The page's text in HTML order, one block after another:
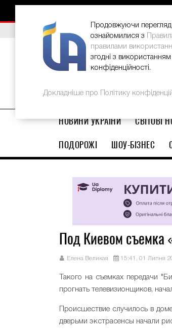
ВИБІР РЕДАКЦІЇ В Україні
НОВИНИ УКРАЇНИ СВІТОВІ
ПОДОРОЖІ
ШОУ-БІЗНЕС
Под Киевом съемка
Елена Великая 15:41, 01 Липня
Такого на съемках передачи
прогнать телевизионщиков,
Происшествие случилось в
дверьми экстрасенсы начали
Продовжуючи
ознайомилися з
правилами
згодні з
конфіденційності.
Докладніше про Політику